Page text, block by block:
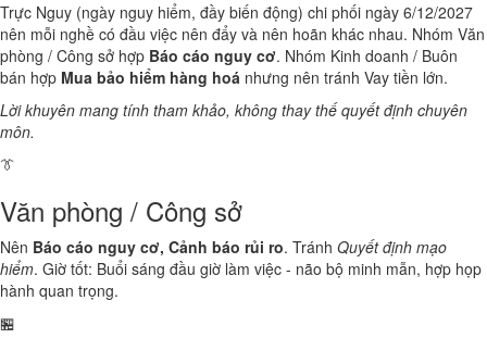
Trực Nguy (ngày nguy hiểm, đầy biến động) chi phối ngày 6/12/2027
nên mỗi nghề có đầu việc nên đẩy và nên hoãn khác nhau. Nhóm Văn
phòng / Công sở hợp Báo cáo nguy cơ. Nhóm Kinh doanh / Buôn
bán hợp Mua bảo hiểm hàng hoá nhưng nên tránh Vay tiền lớn.
Lời khuyên mang tính tham khảo, không thay thế quyết định chuyên
môn.
👔
Văn phòng / Công sở
Nên Báo cáo nguy cơ, Cảnh báo rủi ro. Tránh Quyết định mạo
hiểm. Giờ tốt: Buổi sáng đầu giờ làm việc - não bộ minh mẫn, hợp họp
hành quan trọng.
🏪